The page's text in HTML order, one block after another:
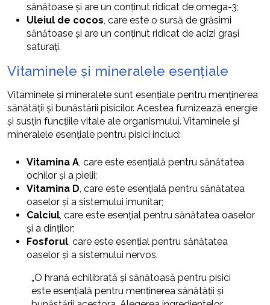
sănătoase și are un conținut ridicat de omega-3;
Uleiul de cocos , care este o sursă de grăsimi
sănătoase și are un conținut ridicat de acizi grași
saturați.
Vitaminele și mineralele esențiale
Vitaminele și mineralele sunt esențiale pentru menținerea
sănătății și bunăstării pisicilor. Acestea furnizează energie
și susțin funcțiile vitale ale organismului. Vitaminele și
mineralele esențiale pentru pisici includ:
Vitamina A , care este esențială pentru sănătatea
ochilor și a pielii;
Vitamina D , care este esențială pentru sănătatea
oaselor și a sistemului imunitar;
Calciul , care este esențial pentru sănătatea oaselor
și a dinților;
Fosforul , care este esențial pentru sănătatea
oaselor și a sistemului nervos.
„O hrană echilibrată și sănătoasă pentru pisici
este esențială pentru menținerea sănătății și